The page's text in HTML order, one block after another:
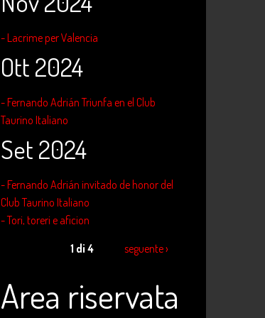
- Lacrime per Valencia
Ott 2024
- Fernando Adrián Triunfa en el Club
Taurino Italiano
Set 2024
- Fernando Adrián invitado de honor del
Club Taurino Italiano
- Tori, toreri e aficion
1 di 4
seguente ›
Area riservata